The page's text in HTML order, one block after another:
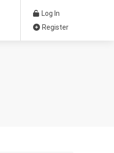
Log In
Register